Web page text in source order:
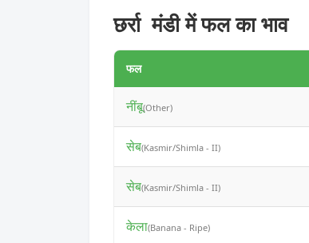
छर्रा मंडी में फल का भाव
फल
नींबू(Other)
सेब(Kasmir/Shimla - II)
सेब(Kasmir/Shimla - II)
केला(Banana - Ripe)